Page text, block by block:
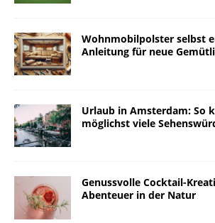
Wohnmobilpolster selbst
Anleitung für neue
Urlaub in Amsterdam: So
möglichst viele
Genussvolle Cocktail-
Abenteuer in der Natur